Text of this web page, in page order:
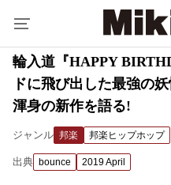
輪入道『HAPPY
ドに飛び出した最強の
渾身の新作を語る!
ジャンル 邦楽 邦楽ヒップホップ
出典 bounce 2019 April